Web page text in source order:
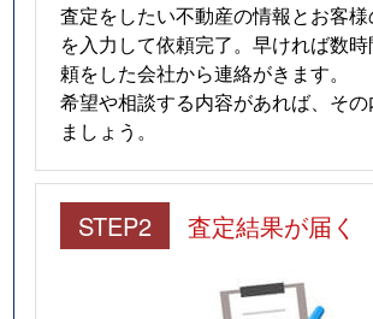
査定をしたい不動産の情報とお客
を入力して依頼完了。早ければ数
頼をした会社から連絡がきます。
希望や相談する内容があれば、その
ましょう。
STEP2 査定結果が届く